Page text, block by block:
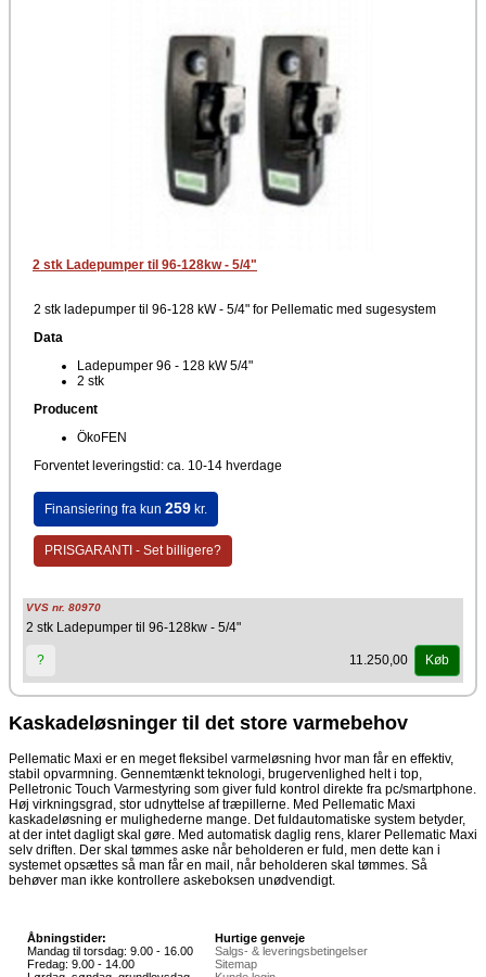
2 stk Ladepumper til 96-128kw - 5/4"
2 stk ladepumper til 96-128 kW - 5/4" for Pellematic med sugesystem
Data
Ladepumper 96 - 128 kW 5/4"
2 stk
Producent
ÖkoFEN
Forventet leveringstid: ca. 10-14 hverdage
Finansiering fra kun 259kr.
PRISGARANTI - Set billigere?
VVS nr. 80970
2 stk Ladepumper til 96-128kw - 5/4"
? 11.250,00 Køb
Kaskadeløsninger til det store varmebehov
Pellematic Maxi er en meget fleksibel varmeløsning hvor man får en effektiv,
stabil opvarmning. Gennemtænkt teknologi, brugervenlighed helt i top,
Pelletronic Touch Varmestyring som giver fuld kontrol direkte fra pc/smartphone.
Høj virkningsgrad, stor udnyttelse af træpillerne. Med Pellematic Maxi
kaskadeløsning er mulighederne mange. Det fuldautomatiske system betyder,
at der intet dagligt skal gøre. Med automatisk daglig rens, klarer Pellematic Maxi
selv driften. Der skal tømmes aske når beholderen er fuld, men dette kan i
systemet opsættes så man får en mail, når beholderen skal tømmes. Så
behøver man ikke kontrollere askeboksen unødvendigt.
Åbningstider:
Mandag til torsdag: 9.00 - 16.00
Fredag: 9.00 - 14.00
Hurtige genveje
Salgs- & leveringsbetingelser
Sitemap